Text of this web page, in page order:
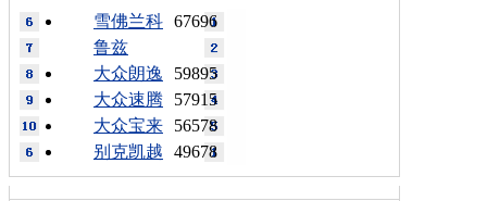
67696
雪佛兰科
鲁兹
59895
大众朗逸
57915
大众速腾
56578
大众宝来
49678
别克凯越